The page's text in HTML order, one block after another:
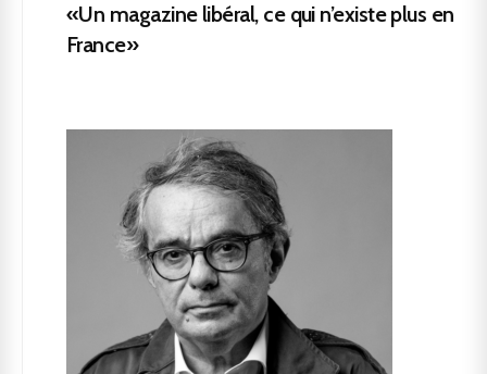
«Un magazine libéral, ce qui n’existe plus en
France»